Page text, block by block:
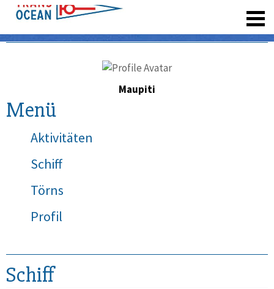
Maupiti
Menü
Aktivitäten
Schiff
Törns
Profil
Schiff